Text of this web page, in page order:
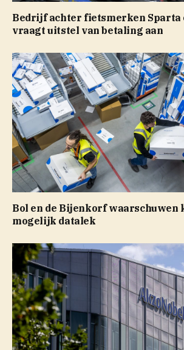
Bedrijf achter fietsmerken Sparta
vraagt uitstel van betaling aan
Bol en de Bijenkorf waarschuwen
mogelijk datalek